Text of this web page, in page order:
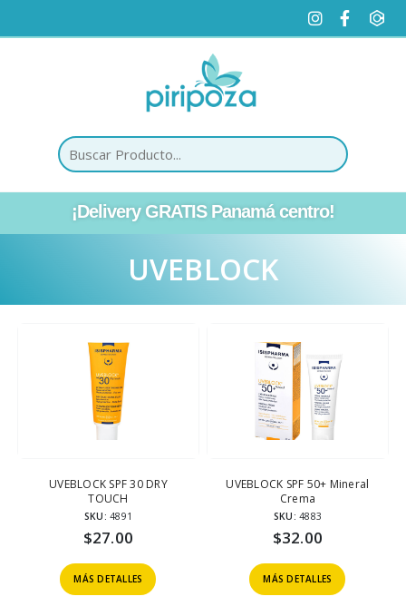
¡Delivery GRATIS Panamá centro!
UVEBLOCK
UVEBLOCK SPF 30 DRY
TOUCH
SKU:4891
$27.00
MÁS DETALLES
UVEBLOCK SPF 50+ Mineral
Crema
SKU:4883
$32.00
MÁS DETALLES